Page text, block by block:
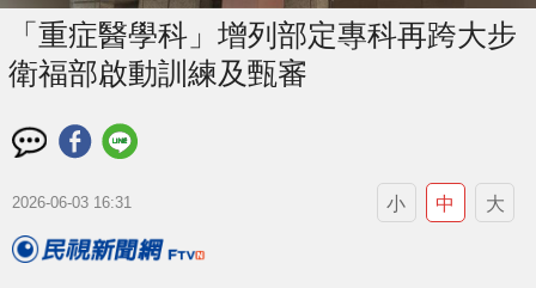
「重症醫學科」增列部定專科再跨大步
衛福部啟動訓練及甄審
2026-06-03 16:31 小 中 大